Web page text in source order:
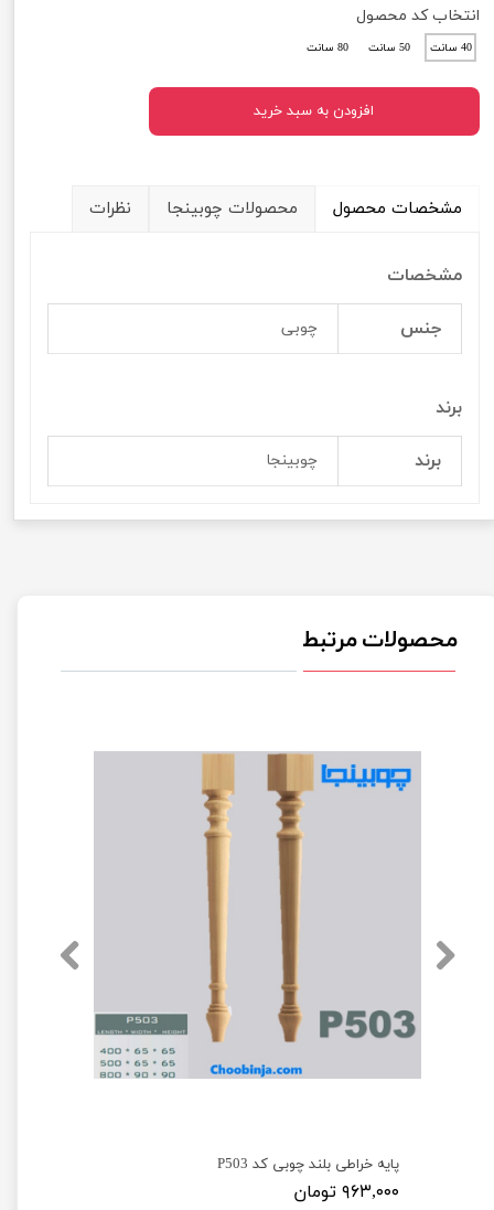
انتخاب کد محصول
40 سانت 50 سانت 80 سانت
افزودن به سبد خرید
مشخصات محصول محصولات چوبینجا نظرات
مشخصات
جنس چوبی
برند
برند چوبینجا
محصولات مرتبط
پایه خراطی بلند چوبی کد P503
۹۶۳,۰۰۰ تومان